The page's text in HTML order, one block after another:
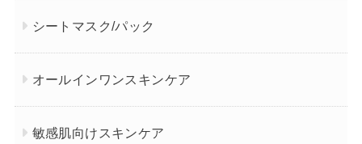
シートマスク/パック
オールインワンスキンケア
敏感肌向けスキンケア